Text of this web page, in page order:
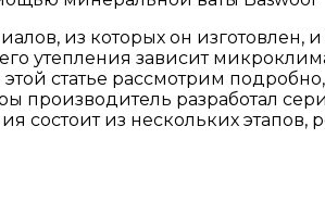
из которых он
утепления зависит
статье рассмотрим
производитель разработал
состоит из нескольких этапов,